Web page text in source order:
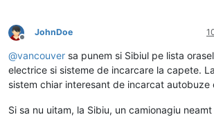
Deconectat
JohnDoe
@vancouver sa punem si Sibiul pe lista
electrice si sisteme de incarcare la capete.
sistem chiar interesant de incarcat autobuze
Si sa nu uitam, la Sibiu, un camionagiu